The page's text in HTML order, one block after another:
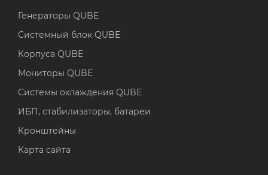
Генераторы QUBE
Системный блок QUBE
Корпуса QUBE
Мониторы QUBE
Системы охлаждения QUBE
ИБП, стабилизаторы, батареи
Кронштейны
Карта сайта